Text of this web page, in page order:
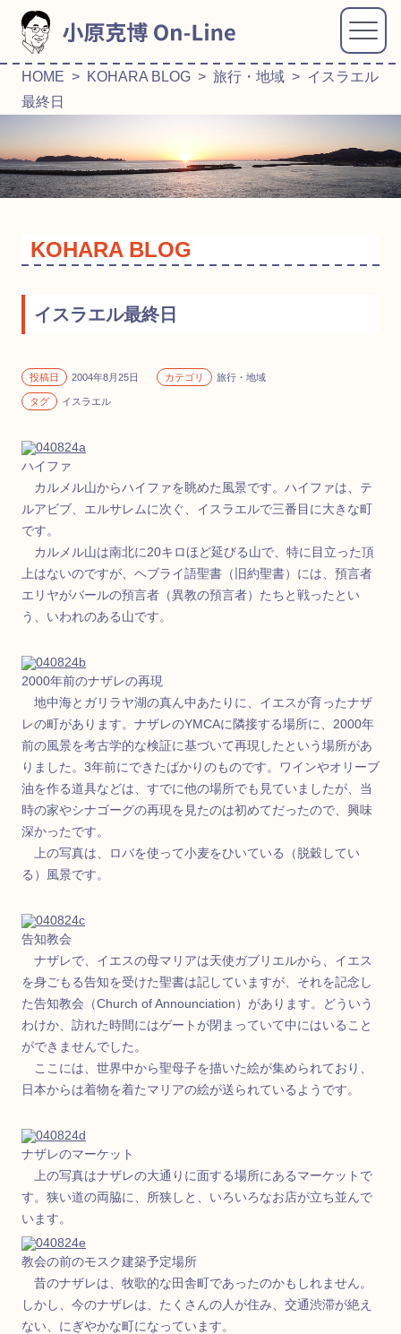
HOME > KOHARA BLOG > 旅行・地域 > イスラエル
最終日
KOHARA BLOG
イスラエル最終日
投稿日 2004年8月25日 カテゴリ 旅行・地域
タグ イスラエル
ハイファ
カルメル山からハイファを眺めた風景です。ハイファは、テ
ルアビブ、エルサレムに次ぐ、イスラエルで三番目に大きな町
です。
カルメル山は南北に20キロほど延びる山で、特に目立った頂
上はないのですが、ヘブライ語聖書（旧約聖書）には、預言者
エリヤがバールの預言者（異教の預言者）たちと戦ったとい
う、いわれのある山です。
2000年前のナザレの再現
地中海とガリラヤ湖の真ん中あたりに、イエスが育ったナザ
レの町があります。ナザレのYMCAに隣接する場所に、2000年
前の風景を考古学的な検証に基づいて再現したという場所があ
りました。3年前にできたばかりのものです。ワインやオリーブ
油を作る道具などは、すでに他の場所でも見ていましたが、当
時の家やシナゴーグの再現を見たのは初めてだったので、興味
深かったです。
上の写真は、ロバを使って小麦をひいている（脱穀してい
る）風景です。
告知教会
ナザレで、イエスの母マリアは天使ガブリエルから、イエス
を身ごもる告知を受けた聖書は記していますが、それを記念し
た告知教会（Church of Announciation）があります。どういう
わけか、訪れた時間にはゲートが閉まっていて中にはいること
ができませんでした。
ここには、世界中から聖母子を描いた絵が集められており、
日本からは着物を着たマリアの絵が送られているようです。
ナザレのマーケット
上の写真はナザレの大通りに面する場所にあるマーケットで
す。狭い道の両脇に、所狭しと、いろいろなお店が立ち並んで
います。
教会の前のモスク建築予定場所
昔のナザレは、牧歌的な田舎町であったのかもしれません。
しかし、今のナザレは、たくさんの人が住み、交通渋滞が絶え
ない、にぎやかな町になっています。